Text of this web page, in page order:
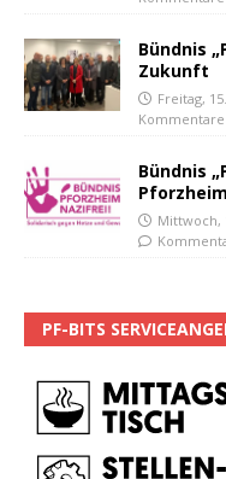
Bündnis
Zukunft
Freitag,
Bündnis
Mittwoch,
PF-BITS